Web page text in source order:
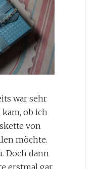
war sehr
kam, ob ich
von
möchte.
Doch dann
erstmal gar